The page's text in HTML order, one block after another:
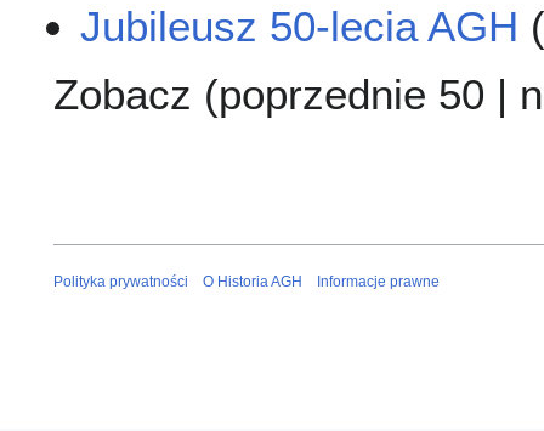
Jubileusz 50-lecia AGH
Zobacz (poprzednie 50 |
Polityka prywatności O Historia AGH Informacje prawne